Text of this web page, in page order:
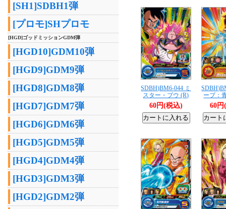
[SH1]SDBH1弾
[プロモ]SHプロモ
[HGD]ゴッドミッションGDM弾
[HGD10]GDM10弾
[HGD9]GDM9弾
[HGD8]GDM8弾
[HGD7]GDM7弾
[HGD6]GDM6弾
[HGD5]GDM5弾
[HGD4]GDM4弾
[HGD3]GDM3弾
[HGD2]GDM2弾
SDBH)BM6-044 ミ
スター・ブウ (R)
60円(税込)
ーブ：
60円